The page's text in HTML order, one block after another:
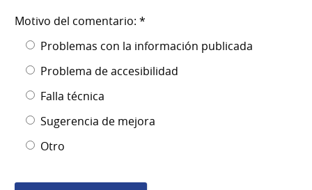
Motivo del comentario: *
Problemas con la información publicada
Problema de accesibilidad
Falla técnica
Sugerencia de mejora
Otro